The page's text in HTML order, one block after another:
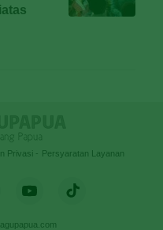
Privasi Persyaratan Layanan